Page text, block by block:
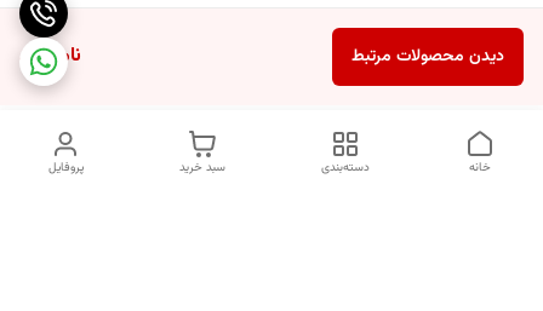
ناموجود دیدن محصولات مرتبط
پروفایل سبد خرید دسته‌بندی خانه